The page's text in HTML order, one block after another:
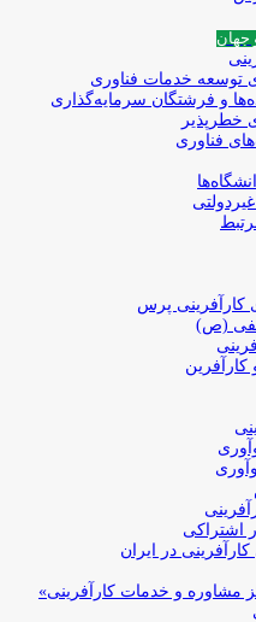
جهان
خدمات فناوری
و فرشتگان‌ سرمایه‌گذاری
فناوری
کارآفرینی‌ پرس
(ص)
کارآفرین
اشتراکی
در ایران
مشاوره و خدمات کارآفرینی»